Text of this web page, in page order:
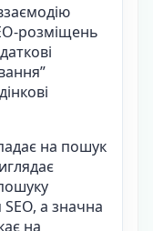
розміщень
на пошук
а значна
на